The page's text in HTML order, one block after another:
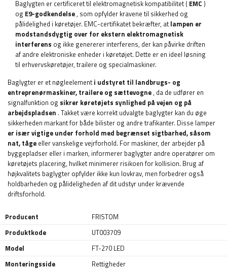
Baglygten er certificeret til elektromagnetisk kompatibilitet ( EMC )
og E9-godkendelse, som opfylder kravene til sikkerhed og
pålidelighed i køretøjer. EMC-certifikatet bekræfter, atlampen er
modstandsdygtig over for ekstern elektromagnetisk
interferens og ikke genererer interferens, der kan påvirke driften
af ​​andre elektroniske enheder i køretøjet. Dette er en ideel løsning
til erhvervskøretøjer, trailere og specialmaskiner.
Baglygter er et nøgleelementi udstyret til landbrugs- og
entreprenørmaskiner, trailere og sættevogne, da de udfører en
signalfunktion og sikrer køretøjets synlighed på vejen og på
arbejdspladsen . Takket være korrekt udvalgte baglygter kan du øge
sikkerheden markant for både bilister og andre trafikanter. Disse lamper
er især vigtige under forhold med begrænset sigtbarhed, såsom
nat, tåge eller vanskelige vejrforhold. For maskiner, der arbejder på
byggepladser eller i marken, informerer baglygter andre operatører om
køretøjets placering, hvilket minimerer risikoen for kollision. Brug af
højkvalitets baglygter opfylder ikke kun lovkrav, men forbedrer også
holdbarheden og pålideligheden af ​​dit udstyr under krævende
driftsforhold.
Producent
FRISTOM
Produktkode
UT003709
Model
FT-270 LED
Monteringsside
Rettigheder